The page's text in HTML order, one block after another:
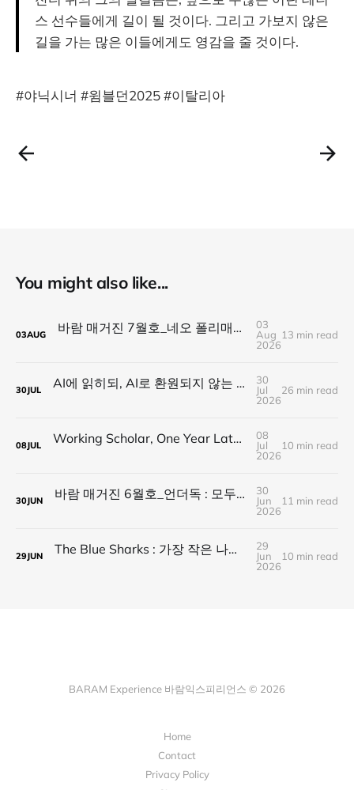
스 선수들에게 길이 될 것이다. 그리고 가보지 않은
길을 가는 많은 이들에게도 영감을 줄 것이다.
#야닉시너 #윔블던2025 #이탈리아
You might also like...
03AUG 바람 매거진 7월호_네오 폴리매스 : 명함 한 줄에 갇히지 않는 사람들
03
Aug
2026
13 min read
30JUL AI에 읽히되, AI로 환원되지 않는 것 — 새로운 낭만의 시대, 브랜드와 비즈니스가 향해야 할 방향
30
Jul
2026
26 min read
08JUL Working Scholar, One Year Later : 1년 후, 다시 보내는 응원
08
Jul
2026
10 min read
30JUN 바람 매거진 6월호_언더독 : 모두가 가는 길을 가지 않는다, 나의 길을 만든다
30
Jun
2026
11 min read
29JUN The Blue Sharks : 가장 작은 나라가 만든 가장 넓은 연결
29
Jun
2026
10 min read
BARAM Experience 바람익스피리언스 © 2026
Home
Contact
Privacy Policy